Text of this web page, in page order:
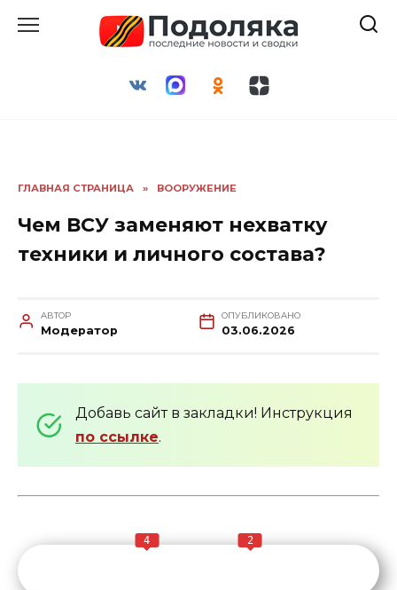
ГЛАВНАЯ СТРАНИЦА » ВООРУЖЕНИЕ
Чем ВСУ заменяют нехватку
техники и личного состава?
АВТОР
Модератор
ОПУБЛИКОВАНО
03.06.2026
Добавь сайт в закладки! Инструкция
по ссылке.
4 2